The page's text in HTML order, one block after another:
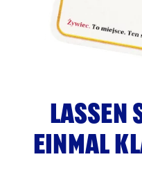
LASSEN
EINMAL